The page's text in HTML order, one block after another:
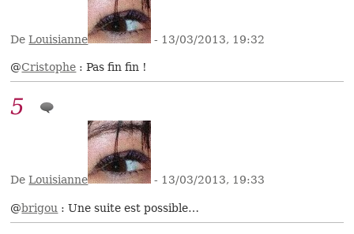
DeLouisianne - 13/03/2013, 19:32
@Cristophe : Pas fin fin !
5
DeLouisianne - 13/03/2013, 19:33
@brigou : Une suite est possible…